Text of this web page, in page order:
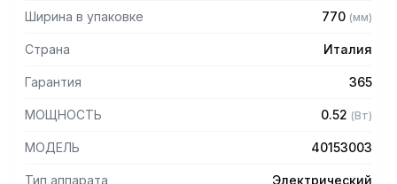
3 насадки: диаметрами 10, 18 и 25 мм
Ширина в упаковке 770 (мм)
Страна Италия
Гарантия 365
МОЩНОСТЬ 0.52 (Вт)
МОДЕЛЬ 40153003
Тип аппарата Электрический